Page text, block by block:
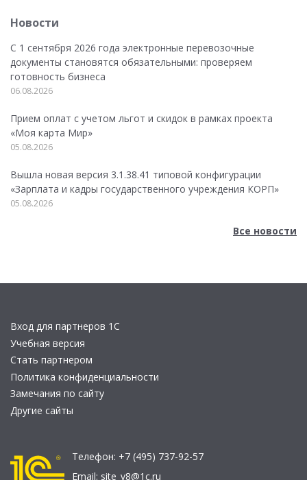
Новости
С 1 сентября 2026 года электронные перевозочные
документы становятся обязательными: проверяем
готовность бизнеса
06.08.2026
Прием оплат с учетом льгот и скидок в рамках проекта
«Моя карта Мир»
05.08.2026
Вышла новая версия 3.1.38.41 типовой конфигурации
«Зарплата и кадры государственного учреждения КОРП»
05.08.2026
Все новости
Вход для партнеров 1С
Учебная версия
Стать партнером
Политика конфиденциальности
Замечания по сайту
Другие сайты
Телефон: +7 (495) 737-92-57
Email: site_v8@1c.ru